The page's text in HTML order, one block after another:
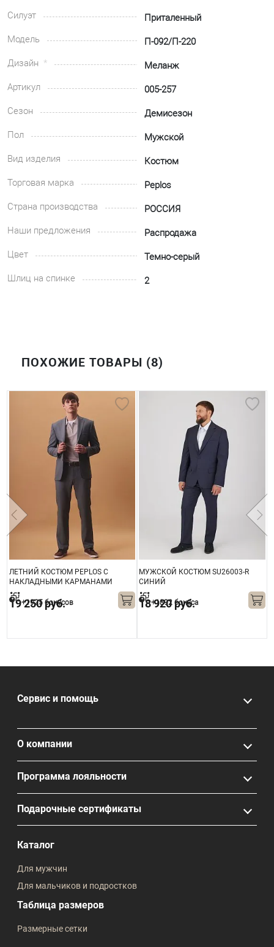
Силуэт
Приталенный
Модель
П-092/П-220
Дизайн
Меланж
Артикул
005-257
Сезон
Демисезон
Пол
Мужской
Вид изделия
Костюм
Торговая марка
Peplos
Страна производства
РОССИЯ
Наши предложения
Распродажа
Цвет
Темно-серый
Шлиц на спинке
2
ПОХОЖИЕ ТОВАРЫ (8)
ЛЕТНИЙ КОСТЮМ PEPLOS С
НАКЛАДНЫМИ КАРМАНАМИ
SU26802-R ЗЕЛЕНЫЙ
19 250 руб.
+1925 бонусов
МУЖСКОЙ КОСТЮМ SU26003-R
СИНИЙ
18 920 руб.
+1892 бонуса
Сервис и помощь
О компании
Программа лояльности
Подарочные сертификаты
Каталог
Для мужчин
Для мальчиков и подростков
Таблица размеров
Размерные сетки